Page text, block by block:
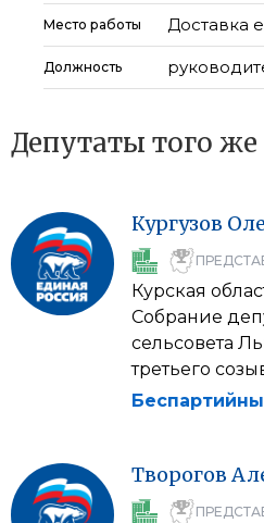
Место работы Доставка
Должность
Депутаты того же
Кургузов
Курская
Собрание
сельсовета
третьего
Творогов